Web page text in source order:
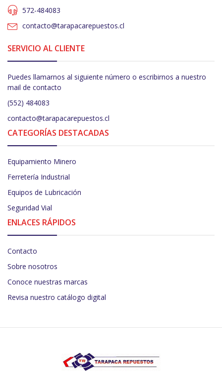
572-484083
contacto@tarapacarepuestos.cl
SERVICIO AL CLIENTE
Puedes llamarnos al siguiente número o escribirnos a nuestro
mail de contacto
(552) 484083
contacto@tarapacarepuestos.cl
CATEGORÍAS DESTACADAS
Equipamiento Minero
Ferretería Industrial
Equipos de Lubricación
Seguridad Vial
ENLACES RÁPIDOS
Contacto
Sobre nosotros
Conoce nuestras marcas
Revisa nuestro catálogo digital